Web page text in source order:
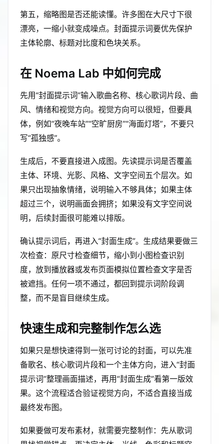
第五，缩略图是否还能读懂。许多图在大尺寸下很
漂亮，一缩小就变成噪点。封面提示词要优先保护
主体轮廓、标题对比度和色块关系。
在 Noema Lab 中如何完成
先用“封面提示词”输入歌曲名称、核心歌词片段、曲
风、情绪和视觉方向。视觉方向可以很短，但要具
体，例如“夜晚车站”“空旷厨房”“海面灯塔”，不要只
写“孤独感”。
生成后，不要直接进入成图。先读提示词是否覆盖
主体、环境、光影、风格、文字空间五个层次。如
果只出现抽象情绪，说明输入不够具体；如果主体
超过三个，说明画面会拥挤；如果没有文字空间说
明，后续封面很可能难以排版。
确认提示词后，再进入“封面生成”。生成结果要做三
次检查：原尺寸检查细节，缩小到小图检查识别
度，放到播放器或发布页面模拟位置检查文字是否
被遮挡。任何一项不通过，都回到提示词阶段调
整，而不是盲目继续生成。
快速生成和完整制作怎么选
如果只是想快速得到一张可讨论的封面，可以先准
备歌名、核心歌词片段和一个主体方向，进入“封面
提示词”整理画面描述，再用“封面生成”看第一版效
果。这个流程适合验证视觉方向，不适合直接当成
最终发布图。
如果要做可发布素材，就需要完整制作：先从歌词